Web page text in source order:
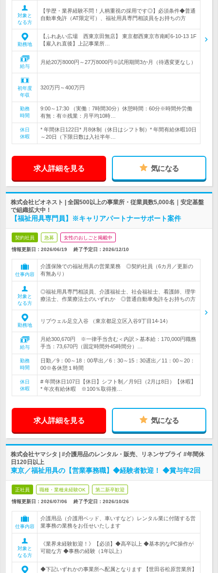
対象と
なる方
【学歴・業界経験不問！人柄重視の採用です◎】必須条件◆普通
自動車免許（AT限定可）、福祉用具専門相談員をお持ちの方
勤務地
【ふれあい広場 西東京田無店】 東京都西東京市南町6-10-13 1F
【雇入れ直後】上記事業所…
給与
月給20万8000円～27万8000円※試用期間3か月（待遇変更なし）
初年度
年収
320万円～400万円
勤務
時間
9:00～17:30 （実働：7時間30分）休憩時間：60分※時間外労働
有無：有※残業：月平均10時…
休日
休暇
* 年間休日122日* 月8休制（休日はシフト制）* 年間有給休暇10日
～20日（下限日数は入社半年…
求人詳細を見る 気になる
株式会社ビオネスト | 全国500以上の事業所・従業員数5,000名｜安定基盤
で組織拡大中！
【福祉用具専門員】※キャリアパートナーサポート案件
契約社員 急募 女性のおしごと掲載中
情報更新日：2026/06/19 終了予定日： 2026/12/10
仕事内容
介護保険での福祉用具の営業業務 ◎契約社員（6カ月／更新の
有無あり）
対象と
なる方
◎福祉用具専門相談員、介護福祉士、社会福祉士、看護師、理学
療法士、作業療法士のいずれか ◎普通自動車免許をお持ちの方
勤務地
リブウェル足立入谷 （東京都足立区入谷9丁目14-14）
給与
月給300,670円 ※一律手当含む＜内訳＞基本給：170,000円職務
手当：73,670円（固定時間外45時間分）…
勤務
時間
日勤／9：00～18：00早出／6：30～15：30遅出／11：00～20：
00※各休憩１時間
休日
休暇
# 年間休日107日【休日】シフト制／月9日（2月は8日）【休暇】
* 年次有給休暇 ※100％取得推…
求人詳細を見る 気になる
株式会社ヤマシタ | #介護用品のレンタル・販売、リネンサプライ #年間休
日120日以上
東京／福祉用具の【営業事務職】◆経験者歓迎！ ◆賞与年2回
正社員 職種・業種未経験OK 第二新卒歓迎
情報更新日：2026/07/06 終了予定日： 2026/10/26
仕事内容
介護用品（介護用ベッド、車いすなど）レンタル業に付随する営
業事務の業務をお任せいたします
対象と
なる方
《業界未経験歓迎！》【必須】◆高卒以上 ◆基本的なPC操作が
可能な方 ◆事務の経験（1年以上）
◆下記いずれかの事業所へ配属となります 【世田谷松原営業所】